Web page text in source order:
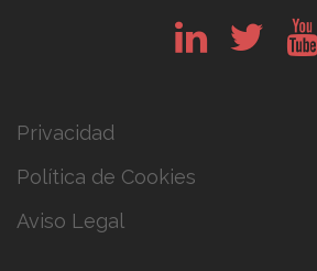
Privacidad
Política de Cookies
Aviso Legal